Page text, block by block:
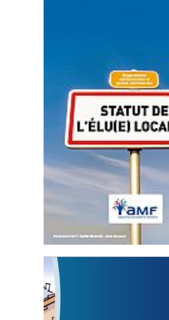
Statut de l’élu local
3 avril 2024
Mise à jour avril 2024
FEUILLETER